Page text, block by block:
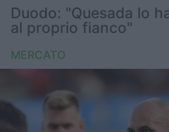
Nazionali giovanili
Rugby Sevens
FIR
Internazionale
Duodo: "Quesada lo
al proprio fianco"
MERCATO